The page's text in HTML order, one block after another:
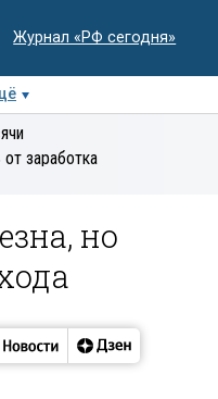
Журнал «РФ сегодня»
экспертиза
заработка
но